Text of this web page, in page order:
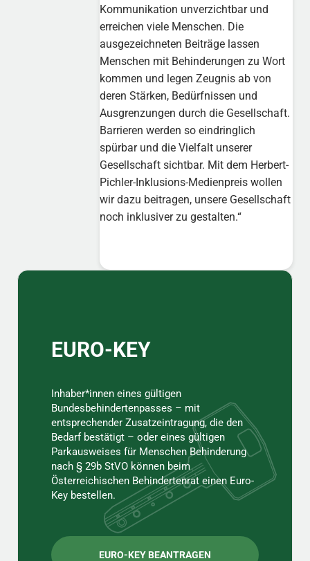
Kommunikation unverzichtbar und
erreichen viele Menschen. Die
ausgezeichneten Beiträge lassen
Menschen mit Behinderungen zu Wort
kommen und legen Zeugnis ab von
deren Stärken, Bedürfnissen und
Ausgrenzungen durch die Gesellschaft.
Barrieren werden so eindringlich
spürbar und die Vielfalt unserer
Gesellschaft sichtbar. Mit dem Herbert-
Pichler-Inklusions-Medienpreis wollen
wir dazu beitragen, unsere Gesellschaft
noch inklusiver zu gestalten.“
Sidebar
EURO-KEY
Inhaber*innen eines gültigen
Bundesbehindertenpasses – mit
entsprechender Zusatzeintragung, die den
Bedarf bestätigt – oder eines gültigen
Parkausweises für Menschen Behinderung
nach § 29b StVO können beim
Österreichischen Behindertenrat einen Euro-
Key bestellen.
EURO-KEY BEANTRAGEN